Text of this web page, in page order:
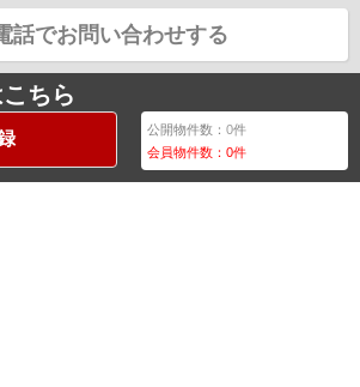
話でお問い合わせする
ちら
公開物件数：0件
会員物件数：0件